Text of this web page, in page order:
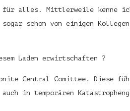
für alles. Mittlerweile kenne
schon von einigen
Laden erwirtschaften ?
Central Comittee. Diese
in temporären